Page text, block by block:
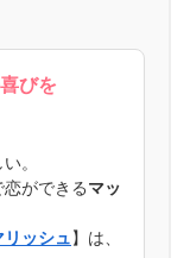
びを
。
ができるマッ
リッシュ】は、